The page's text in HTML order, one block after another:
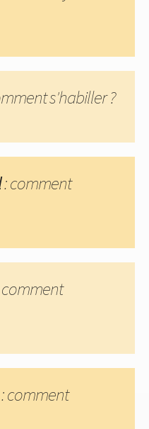
s'habiller ?
: comment
: comment